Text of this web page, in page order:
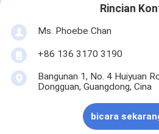
Rincian
Ms. Phoebe Chan
+86 136 3170 3190
Bangunan 1, No. 4 Huiyuan
Dongguan, Guangdong, Cina
bicara